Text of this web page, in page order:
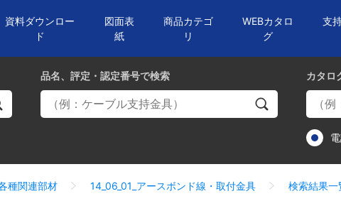
資料ダウンロー
ド
図面表
紙
商品カテゴ
リ
WEBカタロ
グ
支
カタロ
品名、評定・認定番号で検索
種関連部材 14_06_01_アースボンド線・取付金具 検索結果一